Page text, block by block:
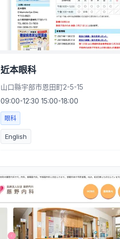
近本眼科
山口縣宇部市恩田町2-5-15
09:00-12:30 15:00-18:00
眼科
English